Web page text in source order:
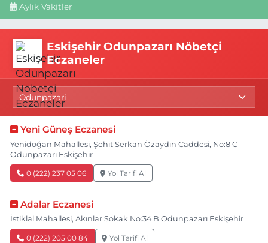
Aylık Vakitler
Eskişehir Odunpazarı Nöbetçi
Eczaneler
Yeni Güneş Eczanesi
Yenidoğan Mahallesi, Şehit Serkan Özaydın Caddesi, No:8 C
Odunpazarı Eskişehir
0 (222) 237 05 06 Yol Tarifi Al
Adalar Eczanesi
İstiklal Mahallesi, Akınlar Sokak No:34 B Odunpazarı Eskişehir
0 (222) 205 00 84 Yol Tarifi Al